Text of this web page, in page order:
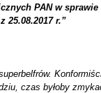
PAN w sprawie
25.08.2017 r.”
czas byłoby